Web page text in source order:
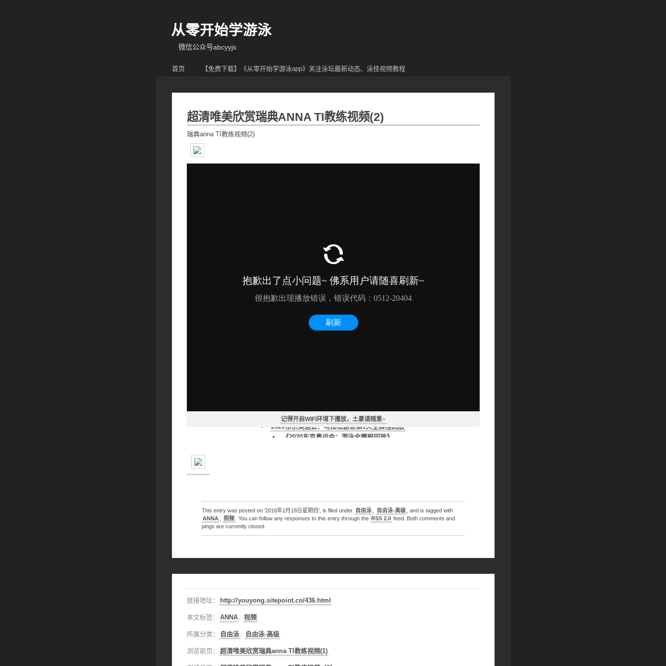
从零开始学游泳
微信公众号abcyyjs
首页 【免费下载】《从零开始学游泳app》关注泳坛最新动态、泳技视频教程
超清唯美欣赏瑞典ANNA TI教练视频(2)
瑞典anna TI教练视频(2)
记得开启WIFI环境下播放，土豪请随意~
2020东京奥运会：马拉松游泳男子组10公里全赛程回放
2020东京奥运会：马拉松游泳第1天全赛程回放
《2020东京奥运会：游泳全赛程回放》
This entry was posted on ’2016年2月18日星期四’, is filed under 自由泳 自由泳-高级
, and is tagged with
ANNA
视频 . You can follow any responses to this entry through the RSS 2.0 feed. Both comments and
pings are currently closed.
链接地址： http://youyong.sitepoint.cn/436.html
本文标签： ANNA , 视频
所属分类： 自由泳 , 自由泳-高级
浏览前页： 超清唯美欣赏瑞典anna TI教练视频(1)